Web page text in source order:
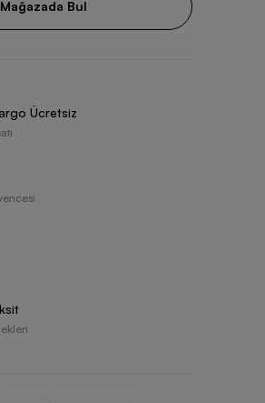
Mağazada Bul
Ücretsiz